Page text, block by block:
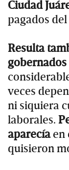
Ciudad
pagados del
Resulta
gobernados
veces
ni siquiera
laborales.
aparecíaen
quisieron